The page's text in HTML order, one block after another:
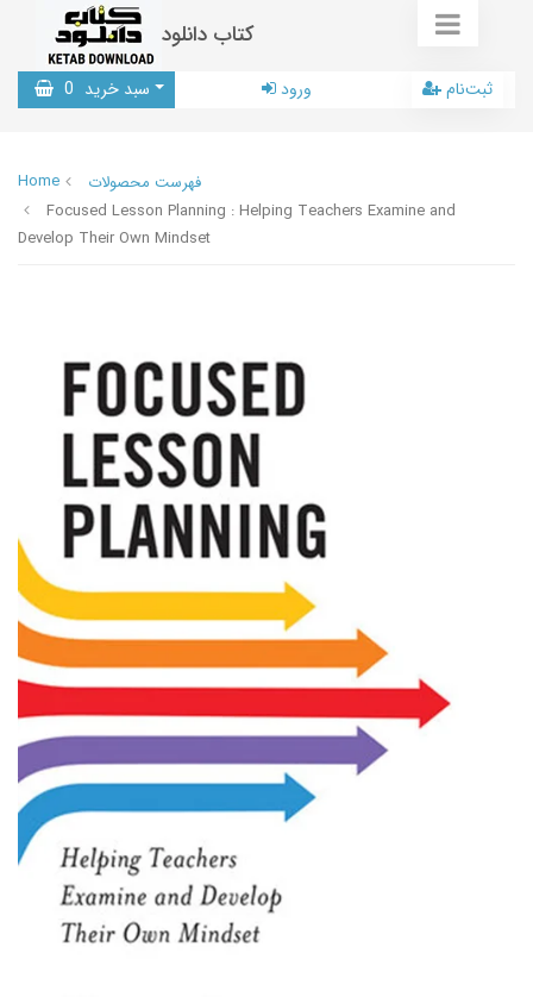
کتاب دانلود
سبد خرید 0 ورود ثبت‌نام
Home
فهرست محصولات
Focused Lesson Planning : Helping Teachers Examine and
Develop Their Own Mindset